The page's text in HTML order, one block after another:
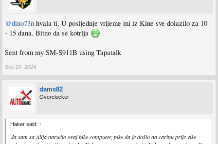
@dino73n hvala ti. U posljednje vrijeme mi iz Kine sve dolazilo za 10
- 15 dana. Bitno da se kotrlja
Sent from my SM-S911B using Tapatalk
Sep 20, 2024
dams82
Overclocker
Haker said: ↑
Ja sam sa Alija naručio ovaj bike computer, piše da je došlo na carinu prije više